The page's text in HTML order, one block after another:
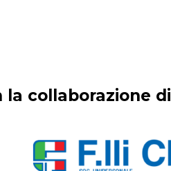
la collaborazione di